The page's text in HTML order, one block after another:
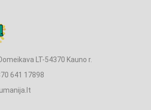
LT-54370 Kauno r.
641 17898